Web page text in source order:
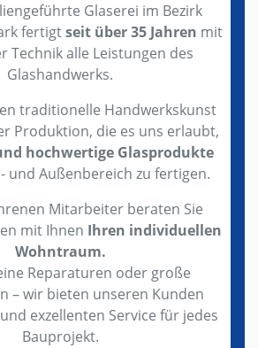
Glaserei im Bezirk
fertigtseit über 35 Jahren mit
Technik alle Leistungen des
Glashandwerks.
traditionelle Handwerkskunst
Produktion, die es uns erlaubt,
hochwertige Glasprodukte
und Außenbereich zu fertigen.
Mitarbeiter beraten Sie
mit Ihnen Ihren individuellen
Wohntraum.
Reparaturen oder große
– wir bieten unseren Kunden
exzellenten Service für jedes
Bauprojekt.